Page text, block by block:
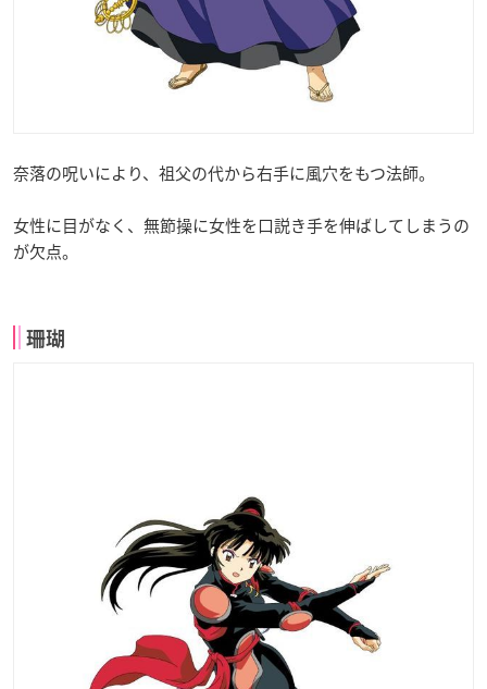
奈落の呪いにより、祖父の代から右手に風穴をもつ法師。
女性に目がなく、無節操に女性を口説き手を伸ばしてしまうの
が欠点。
珊瑚